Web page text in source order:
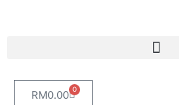
RM0.00 0Cart